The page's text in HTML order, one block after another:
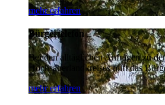
mehr erfahren
Bürgertelefon
Bei den alltäglichen Anfragen zu
Hochsauerlandkreises hilft das
mehr erfahren